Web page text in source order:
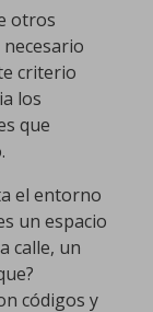
otros
criterio
los
que
el entorno
un espacio
calle, un
códigos y